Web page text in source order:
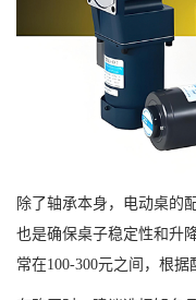
除了轴承本身，电动桌的
也是确保桌子稳定性和升
常在100-300元之间，根据